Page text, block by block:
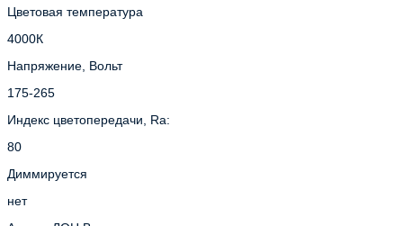
Цветовая температура
4000К
Напряжение, Вольт
175-265
Индекс цветопередачи, Ra:
80
Диммируется
нет